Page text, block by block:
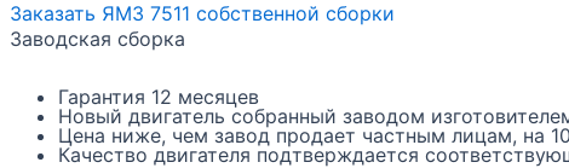
Заказать ЯМЗ 7511 собственной сборки
Заводская сборка
Гарантия 12 месяцев
Новый двигатель собранный заводом
Цена ниже, чем завод продает частным лицам, на
Качество двигателя подтверждается